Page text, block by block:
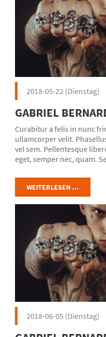
2018-05-22 (Dienstag)
GABRIEL
Curabitur a felis in nunc
ullamcorper velit.
vel sem. Pellentesque
eget, semper nec, quam.
WEITERLESEN …
2018-06-05 (Dienstag)